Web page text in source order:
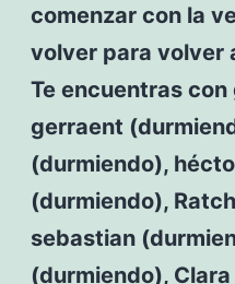
comenzar con la
volver para volver
Te encuentras
gerraent
(durmiendo),
(durmiendo),
sebastian
(durmiendo),